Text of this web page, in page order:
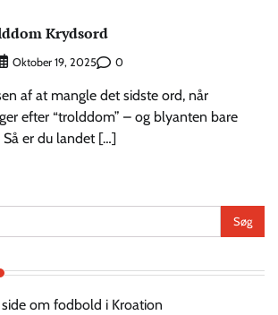
Krydsord
Oktober 19, 2025 0
af at mangle det sidste ord, når
efter “trolddom” – og blyanten bare
er du landet […]
om fodbold i Kroation